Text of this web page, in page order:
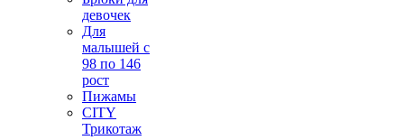
девочек
Для
малышей с
98 по 146
рост
Пижамы
CITY
Трикотаж